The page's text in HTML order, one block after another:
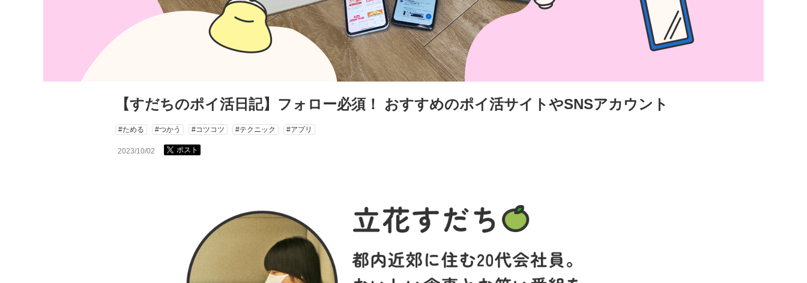
【すだちのポイ活日記】フォロー必須！ おすすめのポイ活サイトやSNSアカウント
#ためる #つかう #コツコツ #テクニック #アプリ
2023/10/02 ポスト